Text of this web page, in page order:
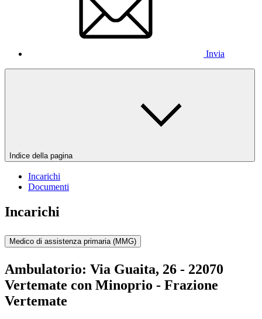
Invia
Indice della pagina
Incarichi
Documenti
Incarichi
Medico di assistenza primaria (MMG)
Ambulatorio: Via Guaita, 26 - 22070
Vertemate con Minoprio - Frazione
Vertemate